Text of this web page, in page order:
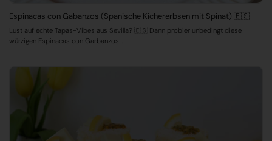
Espinacas con Gabanzos (Spanische Kichererbsen mit Spinat) 🇪🇸
Lust auf echte Tapas-Vibes aus Sevilla? 🇪🇸 Dann probier unbedingt diese
würzigen Espinacas con Garbanzos...